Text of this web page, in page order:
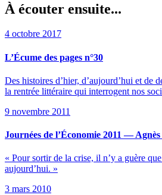
À écouter ensuite...
4 octobre 2017
L’Écume des pages n°30
Des histoires d’hier, d’aujourd’hui et de
la rentrée littéraire qui interrogent nos
9 novembre 2011
Journées de l’Économie 2011 —
« Pour sortir de la crise, il n’y a guère
aujourd’hui. »
3 mars 2010